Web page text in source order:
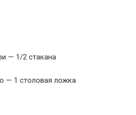
— 1/2 стакана
— 1 столовая ложка